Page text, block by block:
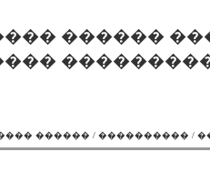
������
������ / ���������� /